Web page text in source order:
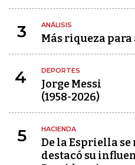
3 ANÁLISIS
Más riqueza
4 DEPORTES
Jorge Messi
(1958-2026)
5 HACIENDA
De la Espriella
destacó su